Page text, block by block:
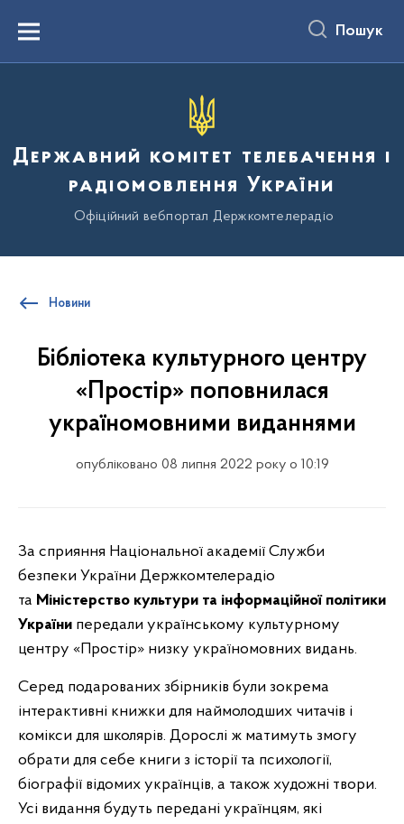
вмістуMenu Пошук
Державний комітет телебачення і
радіомовлення України
Офіційний вебпортал Держкомтелерадіо
Новини
Бібліотека культурного центру
«‎Простір» поповнилася
україномовними виданнями
опубліковано 08 липня 2022 року о 10:19
За сприяння Національної академії Служби
безпеки України Держкомтелерадіо
та Міністерство культури та інформаційної політики
України передали українському культурному
центру «Простір» низку україномовних видань.
Серед подарованих збірників були зокрема
інтерактивні книжки для наймолодших читачів і
комікси для школярів. Дорослі ж матимуть змогу
обрати для себе книги з історії та психології,
біографії відомих українців, а також художні твори.
Усі видання будуть передані українцям, які